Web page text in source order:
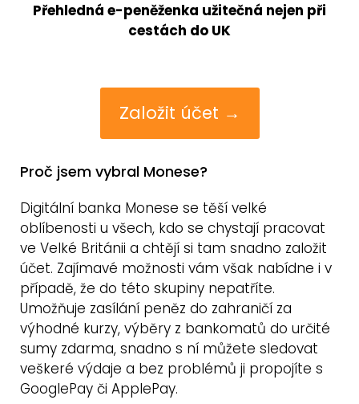
Přehledná e-peněženka užitečná nejen při
cestách do UK
Založit účet →
Proč jsem vybral Monese?
Digitální banka Monese se těší velké
oblíbenosti u všech, kdo se chystají pracovat
ve Velké Británii a chtějí si tam snadno založit
účet. Zajímavé možnosti vám však nabídne i v
případě, že do této skupiny nepatříte.
Umožňuje zasílání peněz do zahraničí za
výhodné kurzy, výběry z bankomatů do určité
sumy zdarma, snadno s ní můžete sledovat
veškeré výdaje a bez problémů ji propojíte s
GooglePay či ApplePay.